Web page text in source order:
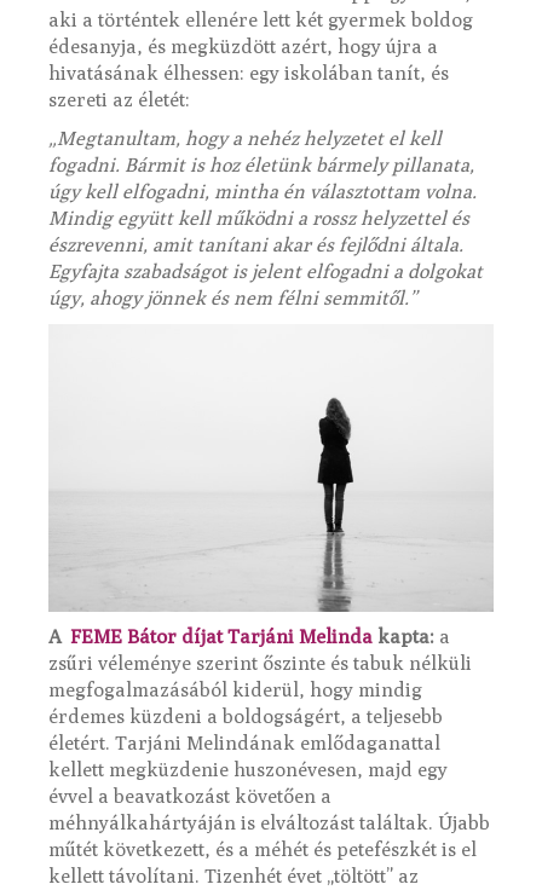
aki a történtek ellenére lett két gyermek boldog
édesanyja, és megküzdött azért, hogy újra a
hivatásának élhessen: egy iskolában tanít, és
szereti az életét:
„Megtanultam, hogy a nehéz helyzetet el kell
fogadni. Bármit is hoz életünk bármely pillanata,
úgy kell elfogadni, mintha én választottam volna.
Mindig együtt kell működni a rossz helyzettel és
észrevenni, amit tanítani akar és fejlődni általa.
Egyfajta szabadságot is jelent elfogadni a dolgokat
úgy, ahogy jönnek és nem félni semmitől.”
A FEME Bátor díjat Tarjáni Melinda kapta: a
zsűri véleménye szerint őszinte és tabuk nélküli
megfogalmazásából kiderül, hogy mindig
érdemes küzdeni a boldogságért, a teljesebb
életért. Tarjáni Melindának emlődaganattal
kellett megküzdenie huszonévesen, majd egy
évvel a beavatkozást követően a
méhnyálkahártyáján is elváltozást találtak. Újabb
műtét következett, és a méhét és petefészkét is el
kellett távolítani. Tizenhét évet „töltött” az